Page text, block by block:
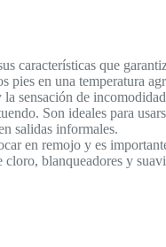
características que
en una temperatura
sensación de
Son ideales para
salidas informales.
en remojo y es
blanqueadores y